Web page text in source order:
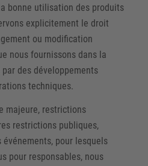
bonne utilisation des produits
explicitement le droit
ou modification
nous fournissons dans la
des développements
techniques.
majeure, restrictions
restrictions publiques,
pour lesquels
pour responsables, nous